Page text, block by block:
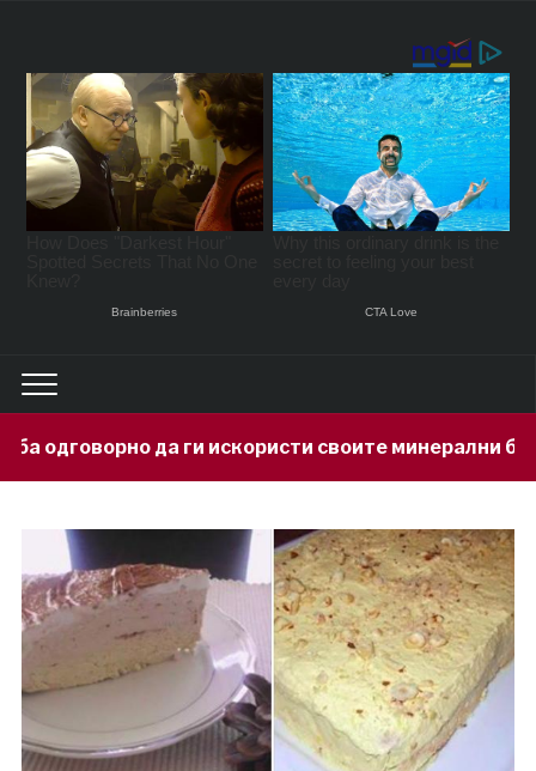
своите минерални богатства 1 day